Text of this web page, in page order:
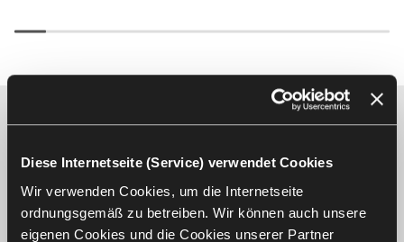
Diese Internetseite (Service) verwendet Cookies
Wir verwenden Cookies, um die Internetseite
ordnungsgemäß zu betreiben. Wir können auch unsere
eigenen Cookies und die Cookies unserer Partner
Sprechen wir über die perfekte
Lösung für Ihr Projekt
Kontaktieren Sie uns